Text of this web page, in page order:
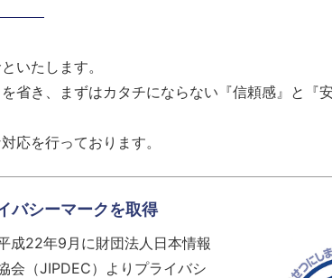
いたします。
省き、まずはカタチにならない『信頼感』と『
応を行っております。
バシーマークを取得
成22年9月に財団法人日本情報
会（JIPDEC）よりプライバシ